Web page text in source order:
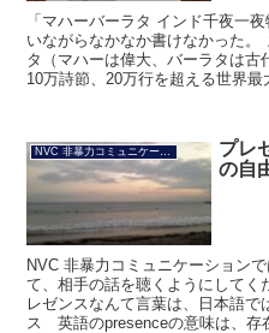
「マハーバーラタ インド千夜一
いながらなかなか書けなかった。
タ（マハーは偉大、バーラタは古
10万詩節、20万行を超える世界最
NVC 非暴力コミュニケーション
プレ
の自
NVC 非暴力コミュニケーション
て、相手の話を聴くようにして
レゼンスなんて言葉は、日本語
ス 英語のpresenceの意味は、存